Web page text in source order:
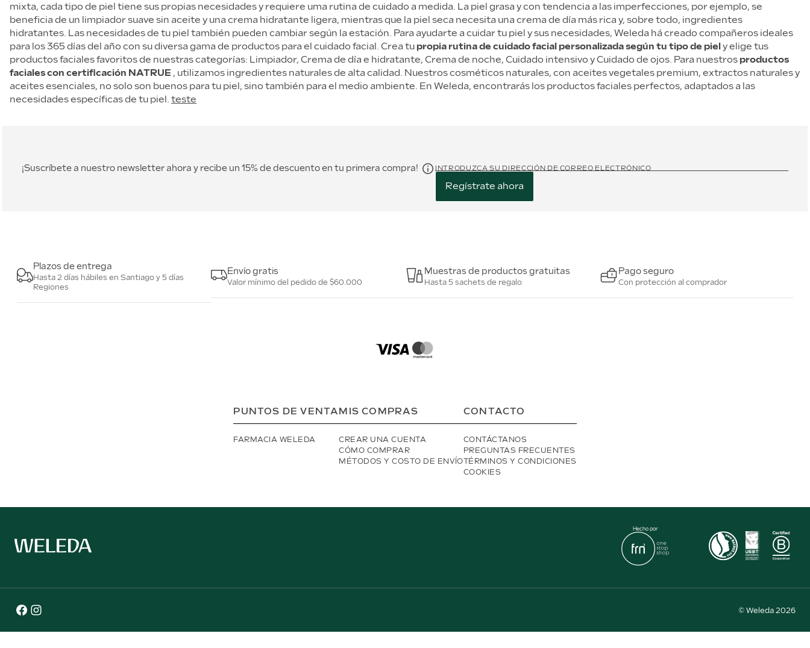
mixta, cada tipo de piel tiene sus propias necesidades y requiere uma rutina de cuidado a medida. La piel grasa y con tendencia a las imperfecciones, por ejemplo, se
beneficia de un limpiador suave sin aceite y una crema hidratante ligera, mientras que la piel seca necesita una crema de día más rica y, sobre todo, ingredientes
hidratantes. Las necesidades de tu piel también pueden cambiar según la estación. Para ayudarte a cuidar tu piel y sus necesidades, Weleda há creado compañeros ideales
para los 365 días del año con su diversa gama de productos para el cuidado facial. Crea tu propia rutina de cuidado facial personalizada según tu tipo de piely elige tus
productos faciales favoritos de nuestras categorías: Limpiador, Crema de día e hidratante, Crema de noche, Cuidado intensivo y Cuidado de ojos. Para nuestros productos
faciales con certificación NATRUE , utilizamos ingredientes naturales de alta calidad. Nuestros cosméticos naturales, con aceites vegetales premium, extractos naturales y
aceites esenciales, no solo son buenos para tu piel, sino también para el medio ambiente. En Weleda, encontrarás los productos faciales perfectos, adaptados a las
necesidades específicas de tu piel. teste
¡Suscríbete a nuestro newsletter ahora y recibe un 15% de descuento en tu primera compra! INTRODUZCA SU DIRECCIÓN DE CORREO ELECTRÓNICO
Regístrate ahora
Plazos de entrega
Hasta 2 días hábiles en Santiago y 5 días
Regiones
Envío gratis
Valor mínimo del pedido de $60.000
Muestras de productos gratuitas
Hasta 5 sachets de regalo
Pago seguro
Con protección al comprador
PUNTOS DE VENTA
FARMACIA WELEDA
MIS COMPRAS
CREAR UNA CUENTA
CÓMO COMPRAR
MÉTODOS Y COSTO DE ENVÍO
CONTACTO
CONTÁCTANOS
PREGUNTAS FRECUENTES
TÉRMINOS Y CONDICIONES
COOKIES
Hecho por
© Weleda 2026